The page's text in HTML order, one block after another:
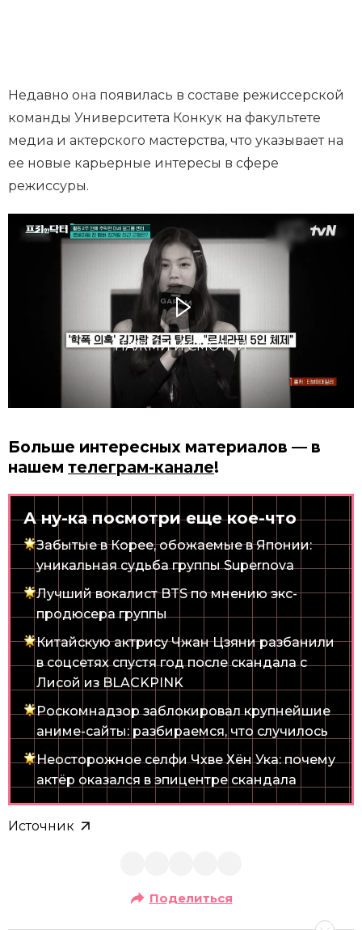
Недавно она появилась в составе режиссерской
команды Университета Конкук на факультете
медиа и актерского мастерства, что указывает на
ее новые карьерные интересы в сфере
режиссуры.
НАЖМИ И СМОТРИ
Больше интересных материалов — в
нашем телеграм-канале!
А ну-ка посмотри еще кое-что
Забытые в Корее, обожаемые в Японии:
уникальная судьба группы Supernova
Лучший вокалист BTS по мнению экс-
продюсера группы
Китайскую актрису Чжан Цзяни разбанили
в соцсетях спустя год после скандала с
Лисой из BLACKPINK
Роскомнадзор заблокировал крупнейшие
аниме-сайты: разбираемся, что случилось
Неосторожное селфи Чхве Хён Ука: почему
актёр оказался в эпицентре скандала
Источник
Поделиться